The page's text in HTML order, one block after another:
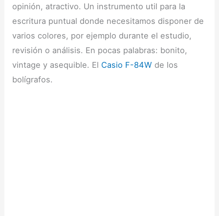
opinión, atractivo. Un instrumento util para la
escritura puntual donde necesitamos disponer de
varios colores, por ejemplo durante el estudio,
revisión o análisis. En pocas palabras: bonito,
vintage y asequible. El Casio F-84W de los
bolígrafos.